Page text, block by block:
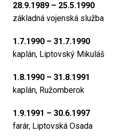
28.9.1989 – 25.5.1990
základná vojenská služba
1.7.1990 – 31.7.1990
kaplán, Liptovský Mikuláš
1.8.1990 – 31.8.1991
kaplán, Ružomberok
1.9.1991 – 30.6.1997
farár, Liptovská Osada